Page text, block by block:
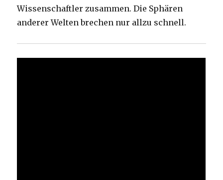
Wissenschaftler zusammen. Die Sphären
anderer Welten brechen nur allzu schnell.